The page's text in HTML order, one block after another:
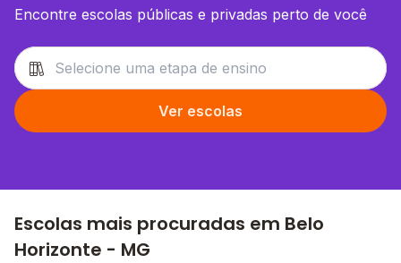
Encontre escolas públicas e privadas perto de você
Ver escolas
Escolas mais procuradas em Belo
Horizonte - MG